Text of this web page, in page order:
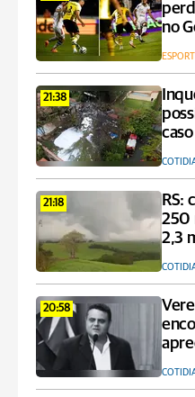
no
21:38
21:18
RS:
250
2,3
20:58